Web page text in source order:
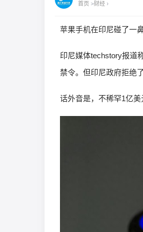
首页 >财经 ›
苹果手机在印尼碰了一鼻
印尼媒体techstory报道
禁令。但印尼政府拒绝
话外音是，不稀罕1亿